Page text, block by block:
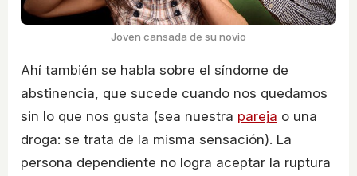
Joven cansada de su novio
Ahí también se habla sobre el síndome de
abstinencia, que sucede cuando nos quedamos
sin lo que nos gusta (sea nuestra pareja o una
droga: se trata de la misma sensación). La
persona dependiente no logra aceptar la ruptura